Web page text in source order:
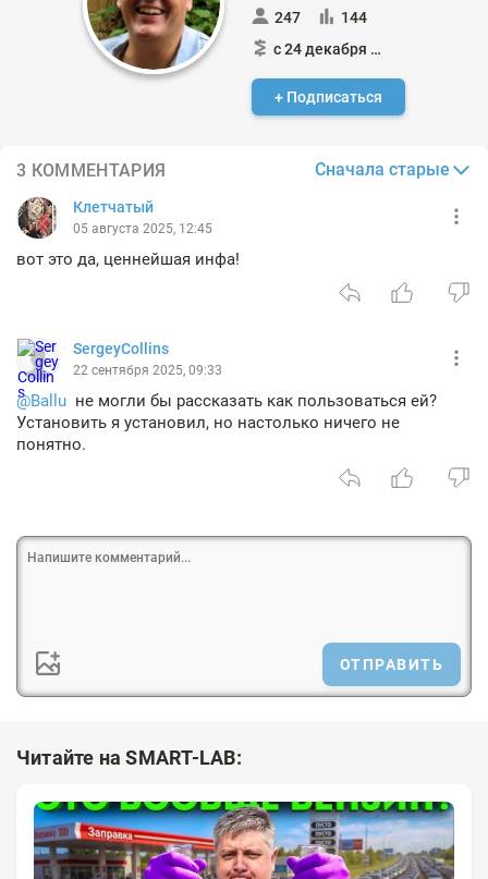
247
144
с 24 декабря 2022
+ Подписаться
3 КОММЕНТАРИЯ Сначала старые
Клетчатый
05 августа 2025, 12:45
вот это да, ценнейшая инфа!
SergeyCollins
22 сентября 2025, 09:33
@Ballu не могли бы рассказать как пользоваться ей?
Установить я установил, но настолько ничего не
понятно.
ОТПРАВИТЬ
Читайте на SMART-LAB: